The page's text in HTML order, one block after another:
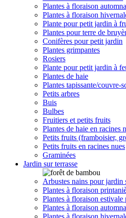
Plantes à floraison
Plantes à floraison
Plante pour petit jardin à
Plantes pour terre de
Conifères pour petit jardin
Plantes grimpantes
Rosiers
Plante pour petit jardin à
Plantes de haie
Plantes tapissante/couvre-
Petits arbres
Buis
Bulbes
Fruitiers et petits fruits
Plantes de haie en racines
Petits fruits (framboisier,
Petits fruits en racines nues
Graminées
Jardin sur terrasse
Arbustes nains pour jardin
Plantes à floraison
Plantes à floraison estivale
Plantes à floraison
Plantes à floraison